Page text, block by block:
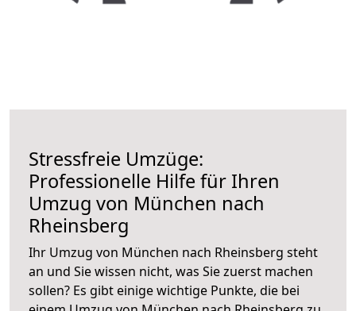
Stressfreie Umzüge:
Professionelle Hilfe für Ihren
Umzug von München nach
Rheinsberg
Ihr Umzug von München nach Rheinsberg steht
an und Sie wissen nicht, was Sie zuerst machen
sollen? Es gibt einige wichtige Punkte, die bei